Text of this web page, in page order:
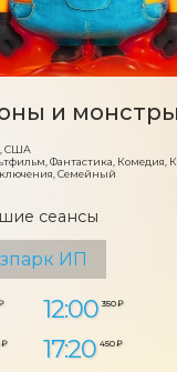
и монстры
США
Фантастика, Комедия,
Семейный
сеансы
ИП
12:00 350 ₽
₽ 17:20 450 ₽